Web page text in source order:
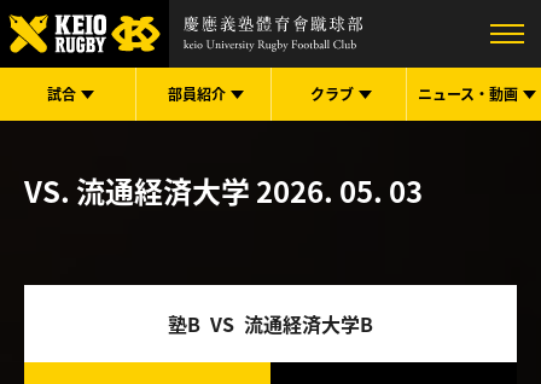
試合 部員紹介 クラブ ニュース・ 動画
VS. 流通経済大学2026. 05. 03
塾B VS 流通経済大学B